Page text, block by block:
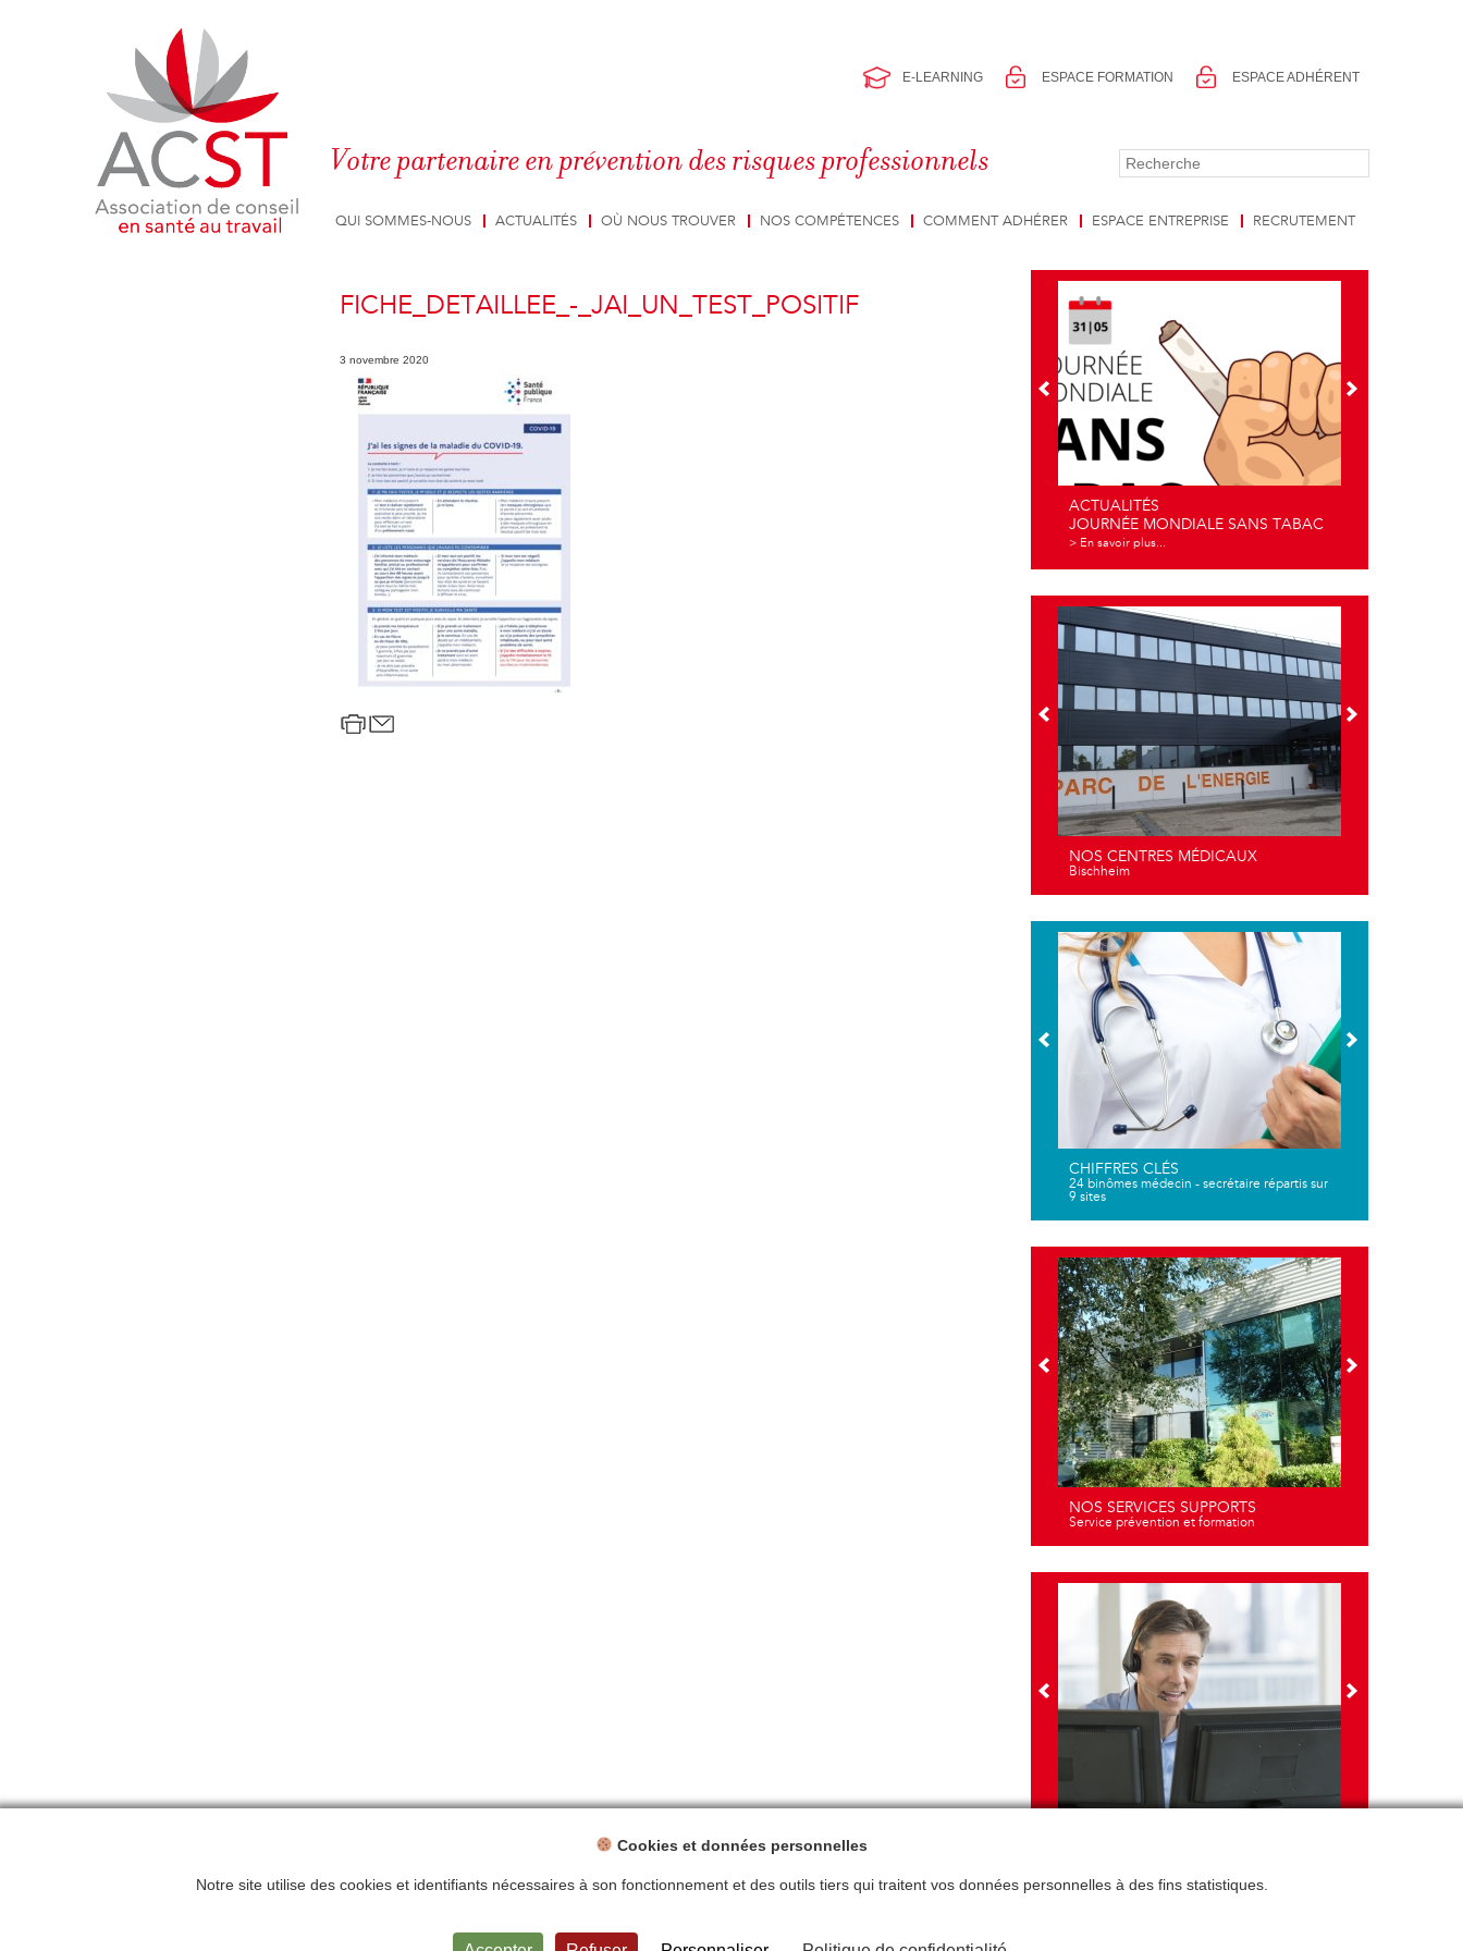
E-LEARNING ESPACE FORMATION ESPACE ADHÉRENT
Votre partenaire en prévention des risques professionnels
QUI SOMMES-NOUS ACTUALITÉS OÙ NOUS TROUVER NOS COMPÉTENCES COMMENT ADHÉRER ESPACE ENTREPRISE RECRUTEMENT
FICHE_DETAILLEE_-_JAI_UN_TEST_POSITIF
3 novembre 2020
ACTUALITÉS
JOURNÉE MONDIALE SANS TABAC
> En savoir plus...
NOS CENTRES MÉDICAUX
Bischheim
CHIFFRES CLÉS
24 binômes médecin - secrétaire répartis sur
9 sites
NOS SERVICES SUPPORTS
Service prévention et formation
Mentions légales Politique de confidentialité Plan du site Contact
Cookies et données personnelles
Notre site utilise des cookies et identifiants nécessaires à son fonctionnement et des outils tiers qui traitent vos données personnelles à des fins statistiques.